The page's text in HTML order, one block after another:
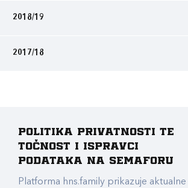
2018/19
2017/18
Politika privatnosti te
točnost i ispravci
podataka na Semaforu
Platforma hns.family prikazuje aktualne